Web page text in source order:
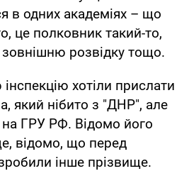
в одних академіях – що
це полковник такий-то,
розвідку тощо.
хотіли прислати
який нібито з "ДНР", але
ГРУ РФ. Відомо його
відомо, що перед
інше прізвище.